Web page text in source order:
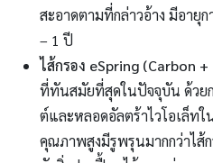
สะอาดตามที่กล่าวอ้าง มีอายุ
– 1 ปี
ไส้กรอง eSpring (Carbon
ที่ทันสมัยที่สุดในปัจจุบัน ด้วย
ต์และหลอดอัลตร้าไวโอเล็ท
คุณภาพสูงมีรูพรุนมากกว่าไส้